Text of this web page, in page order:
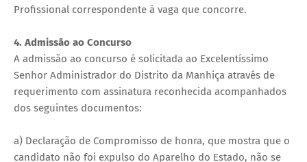
Profissional correspondente à vaga que concorre.
4. Admissão ao Concurso
A admissão ao concurso é solicitada ao Excelentíssimo
Senhor Administrador do Distrito da Manhiça através de
requerimento com assinatura reconhecida acompanhados
dos seguintes documentos:
a) Declaração de Compromisso de honra, que mostra que o
candidato não foi expulso do Aparelho do Estado, não se